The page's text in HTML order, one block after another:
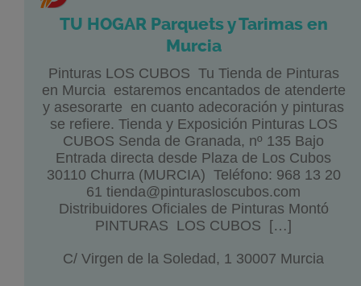
TU HOGAR Parquets y Tarimas en
Murcia
Pinturas LOS CUBOS Tu Tienda de Pinturas
en Murcia estaremos encantados de atenderte
y asesorarte en cuanto adecoración y pinturas
se refiere. Tienda y Exposición Pinturas LOS
CUBOS Senda de Granada, nº 135 Bajo
Entrada directa desde Plaza de Los Cubos
30110 Churra (MURCIA) Teléfono: 968 13 20
61 tienda@pinturasloscubos.com
Distribuidores Oficiales de Pinturas Montó
PINTURAS LOS CUBOS […]
C/ Virgen de la Soledad, 1 30007 Murcia